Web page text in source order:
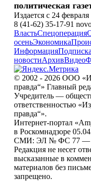
политическая
Издается с 24 февраля
8 (41-62) 35-17-91
ВластьСпецоперация
осеньЭкономика
ИнформацияПодписка
новостиАрхивВидео
© 2002 - 2026 ООО
правда“» Главный
Учредитель —
ответственностью
правда“».
Интернет-портал
в Роскомнадзоре
СМИ: ЭЛ № ФС 77 —
Редакция не несет
высказанные в
материалов без
запрещено.